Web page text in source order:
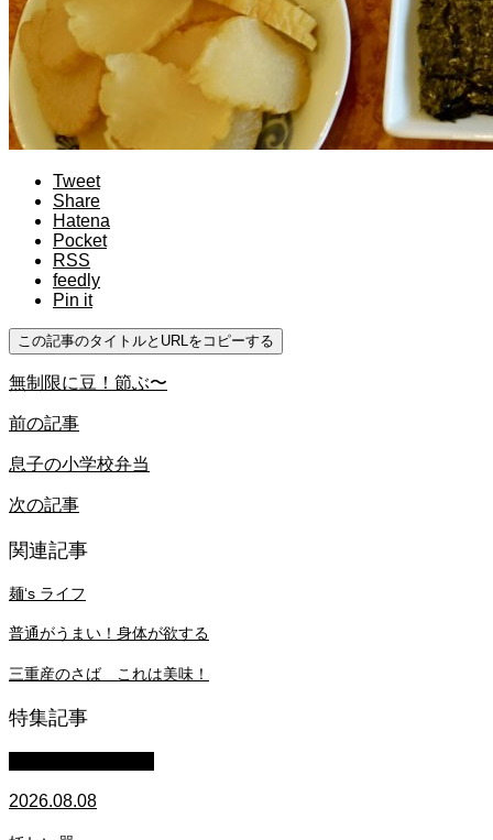
Tweet
Share
Hatena
Pocket
RSS
feedly
Pin it
この記事のタイトルとURLをコピーする
無制限に豆！節ぶ〜
前の記事
息子の小学校弁当
次の記事
関連記事
麺‘s ライフ
普通がうまい！身体が欲する
三重産のさば これは美味！
特集記事
2026.08.08